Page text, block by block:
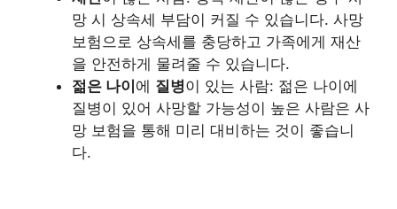
망 시 상속세 부담이 커질 수 있습니다. 사망
보험으로 상속세를 충당하고 가족에게 재산
을 안전하게 물려줄 수 있습니다.
젊은 나이 에 질병이 있는 사람: 젊은 나이에
질병이 있어 사망할 가능성이 높은 사람은 사
망 보험을 통해 미리 대비하는 것이 좋습니
다.